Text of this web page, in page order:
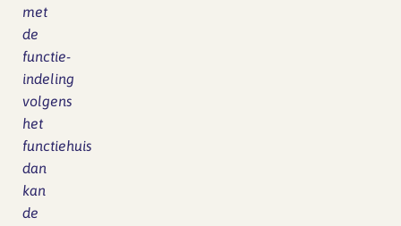
met
de
functie-
indeling
volgens
het
functiehuis
dan
kan
de